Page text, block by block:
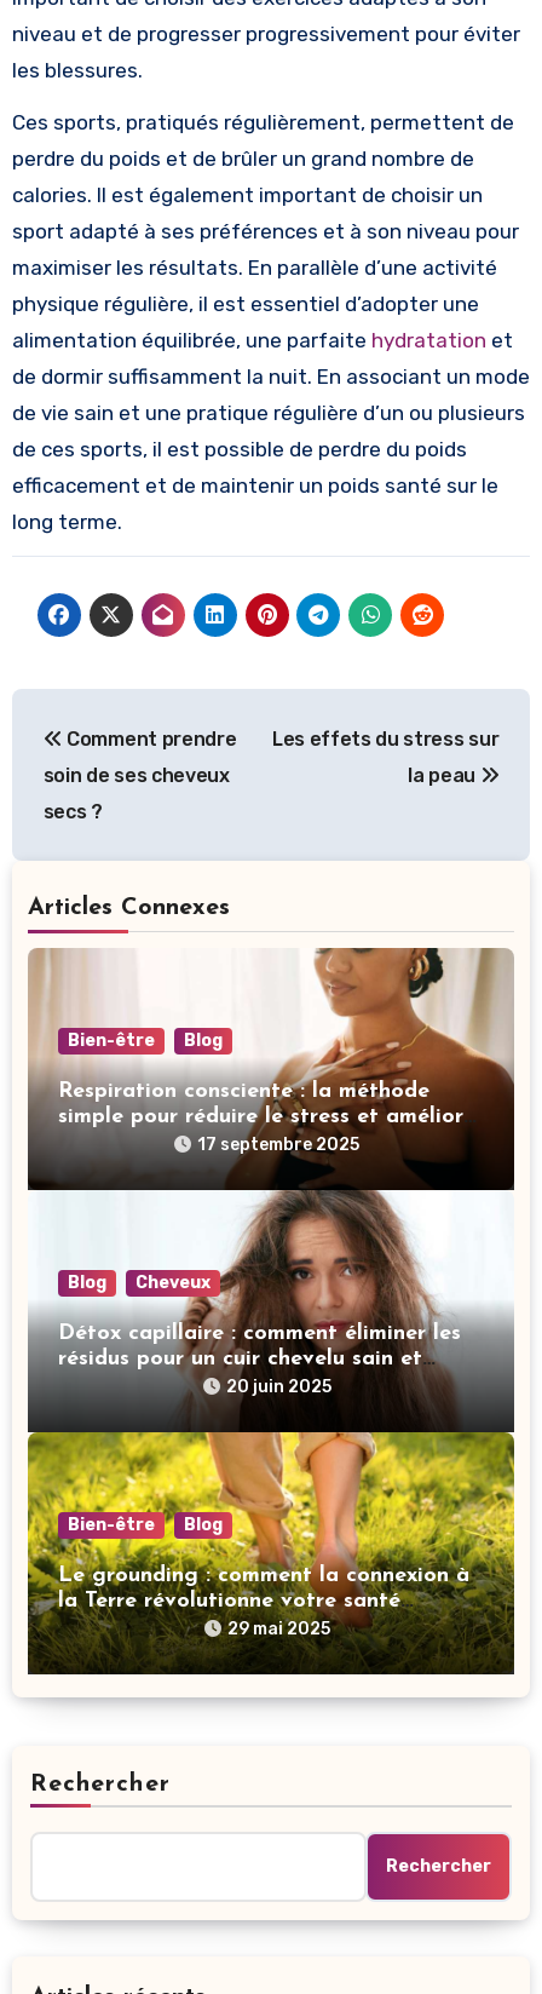
niveau et de progresser progressivement pour éviter
les blessures.
Ces sports, pratiqués régulièrement, permettent de
perdre du poids et de brûler un grand nombre de
calories. Il est également important de choisir un
sport adapté à ses préférences et à son niveau pour
maximiser les résultats. En parallèle d’une activité
physique régulière, il est essentiel d’adopter une
alimentation équilibrée, une parfaite hydratation et
de dormir suffisamment la nuit. En associant un mode
de vie sain et une pratique régulière d’un ou plusieurs
de ces sports, il est possible de perdre du poids
efficacement et de maintenir un poids santé sur le
long terme.
de
l’article
Comment prendre
soin de ses cheveux
secs ?
Les effets du stress sur
la peau
Articles Connexes
Bien-être Blog
Respiration consciente : la méthode
simple pour réduire le stress et améliorer
votre sommeil17 septembre 2025
Blog Cheveux
Détox capillaire : comment éliminer les
résidus pour un cuir chevelu sain et
20 juin 2025
Bien-être Blog
Le grounding : comment la connexion à
la Terre révolutionne votre santé
mentale
29 mai 2025
Rechercher
Rechercher